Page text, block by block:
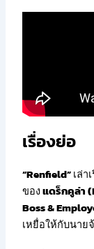
เรื่องย่อ
“Renfield”เล่า
ของแดร็กคูล่า
Boss &
เหยื่อให้กับนาย